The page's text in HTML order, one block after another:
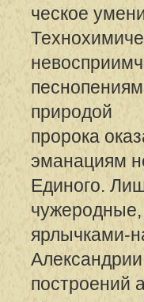
ческое
природой
пророка
эманациям
Единого.
чужеродные,
ярлычками-
построений